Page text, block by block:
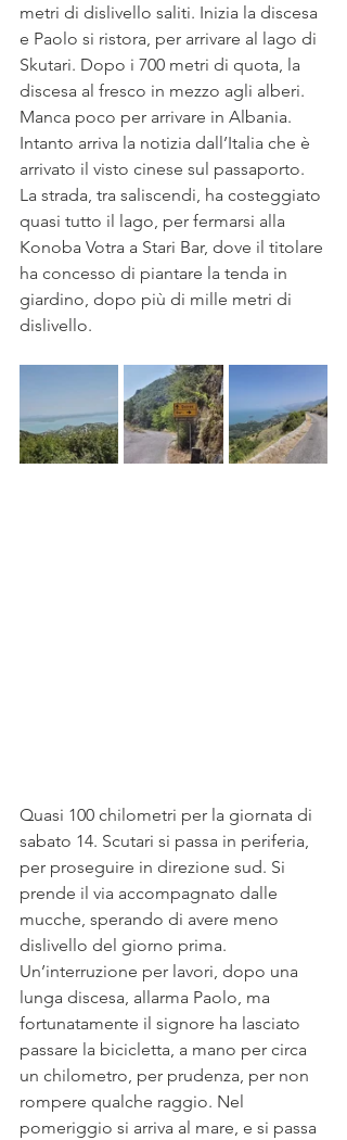
metri di dislivello saliti. Inizia la discesa
e Paolo si ristora, per arrivare al lago di
Skutari. Dopo i 700 metri di quota, la
discesa al fresco in mezzo agli alberi.
Manca poco per arrivare in Albania.
Intanto arriva la notizia dall’Italia che è
arrivato il visto cinese sul passaporto.
La strada, tra saliscendi, ha costeggiato
quasi tutto il lago, per fermarsi alla
Konoba Votra a Stari Bar, dove il titolare
ha concesso di piantare la tenda in
giardino, dopo più di mille metri di
dislivello.
Quasi 100 chilometri per la giornata di
sabato 14. Scutari si passa in periferia,
per proseguire in direzione sud. Si
prende il via accompagnato dalle
mucche, sperando di avere meno
dislivello del giorno prima.
Un’interruzione per lavori, dopo una
lunga discesa, allarma Paolo, ma
fortunatamente il signore ha lasciato
passare la bicicletta, a mano per circa
un chilometro, per prudenza, per non
rompere qualche raggio. Nel
pomeriggio si arriva al mare, e si passa